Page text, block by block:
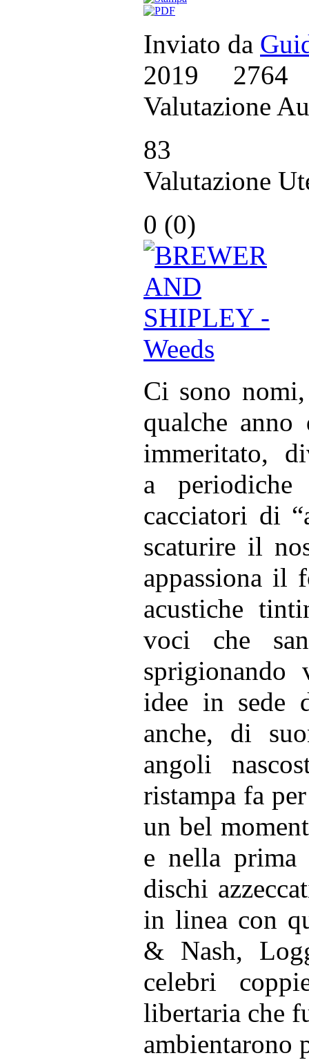
Inviato da
2019 2764
Valutazione
83
Valutazione
0 (0)
Ci sono
qualche
immeritato,
a
cacciatori di
scaturire il
appassiona il
acustiche
voci che
idee in sede
anche, di
angoli
ristampa fa
un bel
e nella prima
dischi
in linea con
& Nash,
celebri
libertaria che
ambientarono